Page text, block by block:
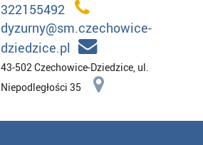
322155492
dyzurny@sm.czechowice-
dziedzice.pl
43-502 Czechowice-Dziedzice, ul.
Niepodległości 35